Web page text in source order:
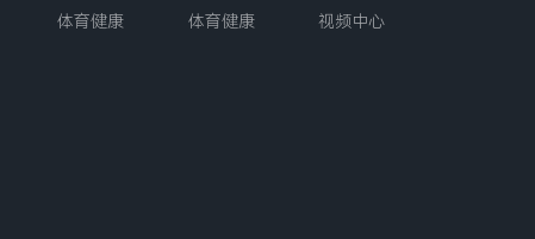
体育健康 体育健康 视频中心